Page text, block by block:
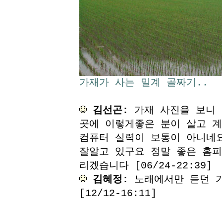
가재가 사는 밀계 골짜기..
김선곤:
가재 사진을 보니
곳에 이렇게좋은 분이 살고
컴퓨터 실력이 보통이 아니
잘알고 있구요 정말 좋은 홈
리겠습니다 [06/24-22:39]
김혜정:
노래에서만 듣던
[12/12-16:11]